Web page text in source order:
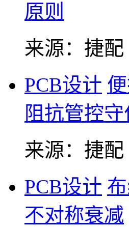
原则
来源：捷配
PCB设计
阻抗管控
来源：捷配
PCB设计
不对称衰减